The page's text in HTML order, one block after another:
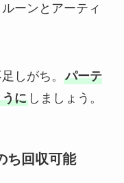
ーンとアーティ
しがち。 パーテ
にしましょう。
ち回収可能